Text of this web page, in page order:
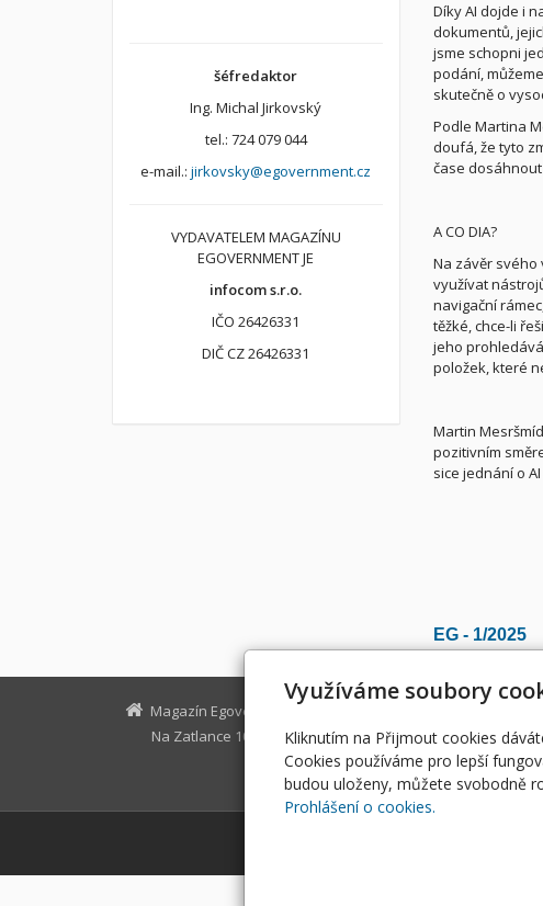
Díky AI dojde i
dokumentů,
jsme schopni
podání,
skutečně o
Podle Martina
doufá, že tyto
čase
A CO DIA?
Na závěr svého
využívat
navigační
těžké, chce-li
jeho
položek, které
Martin
pozitivním
sice jednání o
EG - 1/2025
šéfredaktor
Ing. Michal Jirkovský
tel.: 724 079 044
e-mail.:jirkovsky@egovernment.cz
VYDAVATELEM MAGAZÍNU
EGOVERNMENT JE
infocom s.r.o.
IČO 26426331
DIČ CZ 26426331
Magazín Egovernment
Na Zatlance 10, Praha 5
Využíváme soubory
Kliknutím na Přijmout cookies
Cookies používáme pro lepší
budou uloženy, můžete svobodně
Prohlášení o cookies.